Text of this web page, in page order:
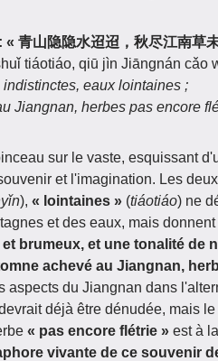
青山隐隐水迢迢，秋尽江南草
tiáotiáo, qiū jìn Jiāngnán cǎo
eaux lointaines ;
Jiangnan, herbes pas encore
sur le vaste, esquissant
et l'imagination. Les
), « lointaines » (tiáotiáo) ne
et des eaux, mais
brumeux, et une tonalité de
achevé au Jiangnan,
aspects du Jiangnan dans
déjà être dénudée, mais
« pas encore flétrie » est à
vivante de ce souvenir